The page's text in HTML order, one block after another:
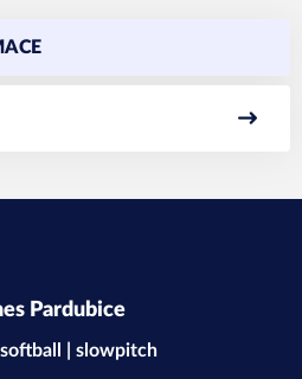
Pardubice
softball | slowpitch